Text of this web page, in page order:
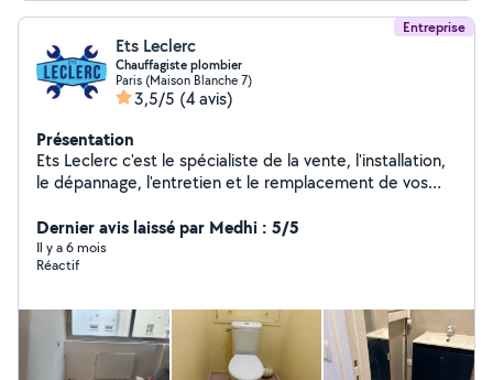
Entreprise
Ets Leclerc
Chauffagiste plombier
Paris (Maison Blanche 7)
3,5/5 (4 avis)
Présentation
Ets Leclerc c'est le spécialiste de la vente, l'installation,
le dépannage, l'entretien et le remplacement de vos
de chauffe-eau et de brûleuret ainsi toute installation
de plomberie et dépannage.Nous intervenons
également le détartrage et le désembouage de vos
Devis et déplacements Gratuits.
Dernier avis laissé par Medhi : 5/5
Il y a 6 mois
Réactif